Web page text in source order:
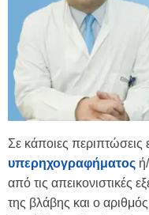
Σε κάποιες περιπτώσεις
υπερηχογραφήματος
από τις απεικονιστικές
της βλάβης και ο